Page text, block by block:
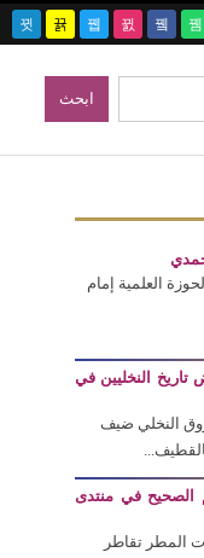
العلمية إمام
تاريخ النخليين في
النخلي ضيف
الصحيح في منتدى
المطر تقاطر